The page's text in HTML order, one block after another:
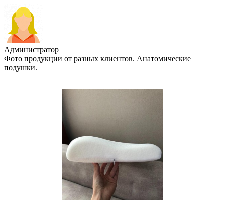
Администратор
Фото продукции от разных клиентов. Анатомические
подушки.